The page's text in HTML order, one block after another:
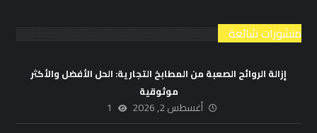
منشورات شائعة
إزالة الروائح الصعبة من المطابخ التجارية: الحل الأفضل والأكثر
موثوقية
أغسطس 2, 2026 1